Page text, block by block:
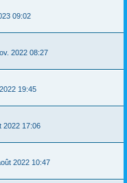
09:02
2022 08:27
19:45
2022 17:06
2022 10:47